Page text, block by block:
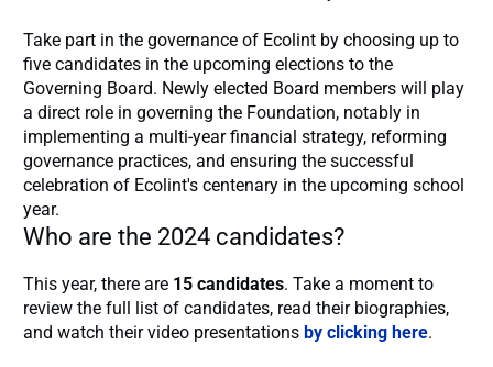
Take part in the governance of Ecolint by choosing up to
five candidates in the upcoming elections to the
Governing Board. Newly elected Board members will play
a direct role in governing the Foundation, notably in
implementing a multi-year financial strategy, reforming
governance practices, and ensuring the successful
celebration of Ecolint's centenary in the upcoming school
year.
Who are the 2024 candidates?
This year, there are 15 candidates. Take a moment to
review the full list of candidates, read their biographies,
and watch their video presentations by clicking here.